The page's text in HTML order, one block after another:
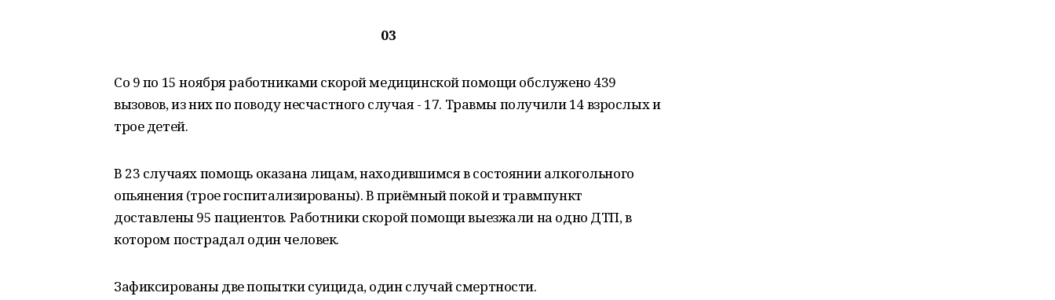
03
Со 9 по 15 ноября работниками скорой медицинской помощи обслужено 439
вызовов, из них по поводу несчастного случая - 17. Травмы получили 14 взрослых и
трое детей.
В 23 случаях помощь оказана лицам, находившимся в состоянии алкогольного
опьянения (трое госпитализированы). В приёмный покой и травмпункт
доставлены 95 пациентов. Работники скорой помощи выезжали на одно ДТП, в
котором пострадал один человек.
Зафиксированы две попытки суицида, один случай смертности.